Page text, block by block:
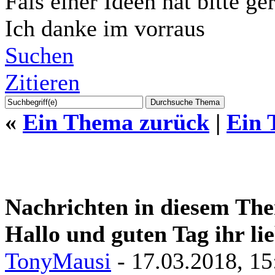
Ich danke im vorraus
Suchen
Zitieren
« Ein Thema zurück | Ein
Nachrichten in diesem
Hallo und guten Tag ihr
TonyMausi - 17.03.2018,